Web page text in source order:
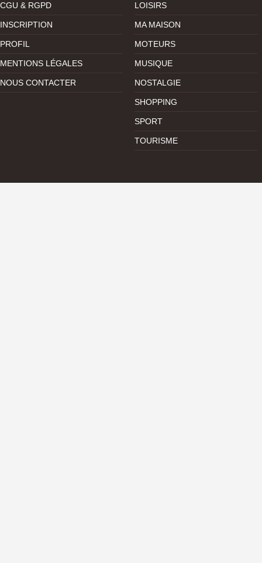
CGU & RGPD
INSCRIPTION
PROFIL
MENTIONS LÉGALES
NOUS CONTACTER
LOISIRS
MA MAISON
MOTEURS
MUSIQUE
NOSTALGIE
SHOPPING
SPORT
TOURISME